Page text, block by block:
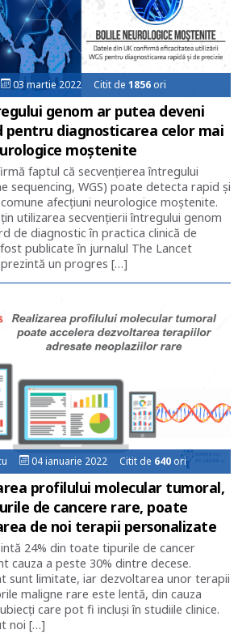
03 martie 2022 Citit de1856 ori
genom ar putea deveni
diagnosticarea celor mai
moștenite
faptul că secvențierea întregului
sequencing, WGS) poate detecta rapid și
afecțiuni neurologice moștenite.
utilizarea secvențierii întregului genom
de diagnostic în practica clinică de
publicate în jurnalul The Lancet
un progres […]
04 ianuarie 2022 Citit de 640 ori
profilului molecular tumoral,
de cancere rare, poate
de noi terapii personalizate
24% din toate tipurile de cancer
cauza a peste 30% dintre decese.
sunt limitate, iar dezvoltarea unor terapii
maligne rare este lentă, din cauza
care pot fi incluşi în studiile clinice.
noi […]